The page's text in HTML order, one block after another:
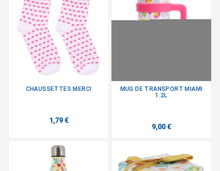
CHAUSSETTES MERCI
1,79 €
MUG DE TRANSPORT MIAMI
1.2L
9,00 €